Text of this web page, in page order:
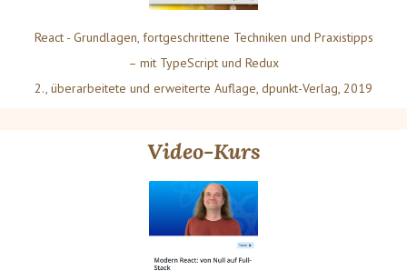
React - Grundlagen, fortgeschrittene Techniken und Praxistipps
– mit TypeScript und Redux
2., überarbeitete und erweiterte Auflage, dpunkt-Verlag, 2019
Video-Kurs